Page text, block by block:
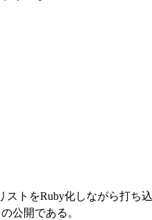
トをRuby化しながら打ち
公開である。